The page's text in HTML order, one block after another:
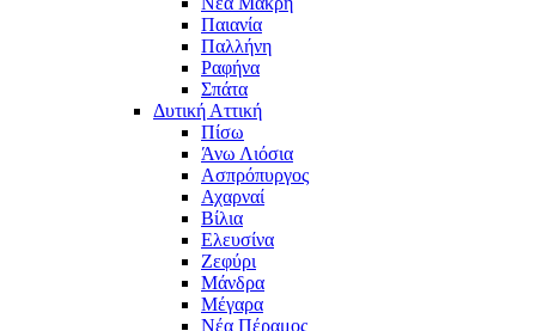
Παιανία
Παλλήνη
Ραφήνα
Σπάτα
Δυτική Αττική
Πίσω
Άνω Λιόσια
Ασπρόπυργος
Αχαρναί
Βίλια
Ελευσίνα
Ζεφύρι
Μάνδρα
Μέγαρα
Νέα Πέραμος